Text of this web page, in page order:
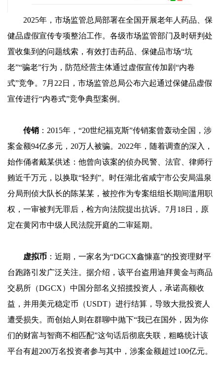
2025年，市场监管总局部署在全国开展老年人药品、保
健品虚假宣传专项整治工作。各级市场监管部门及时研判处
置收集到的问题线索，有效打击药品、保健品市场“坑
老”“骗老”行为，防范经营主体通过虚假宣传加剧“内卷
式”竞争。7月22日，市场监管总局公布六起通过保健品虚假
宣传进行“内卷式”竞争典型案例。
传销 ：2015年，“20世纪福克斯”传销案曾轰动全国，涉
案金额94亿多元，20万人被骗。2022年，随着调查的深入，
始作俑者戴某供述：他曾向该案的侦办民警、法官、律师行
贿近千万元，以换取“轻判”。时任湖北省咸宁市公安局温泉
分局刑侦大队长的陈某某，被控作为专案组组长期间滥用职
权，一审被判无罪后，检方向法院提出抗诉。7月18日，原
定在黄冈市中级人民法院开庭的二审延期。
虚拟币 ：近期，一家名为“DGCX鑫慷嘉”的投资理财平
台跑路引发广泛关注。据介绍，该平台盗用迪拜黄金与商品
交易所（DGCX）中国分部名义招揽投资人，承诺高额收
益，并用美元稳定币（USDT）进行结算，导致大批投资人
遭受损失。而创始人则在群聊中抛下“我已在国外，因为你
们的财富与智商不相匹配”这句话后彻底失联，粗略统计该
平台有超200万名投资者参与其中，涉案金额超过100亿元。